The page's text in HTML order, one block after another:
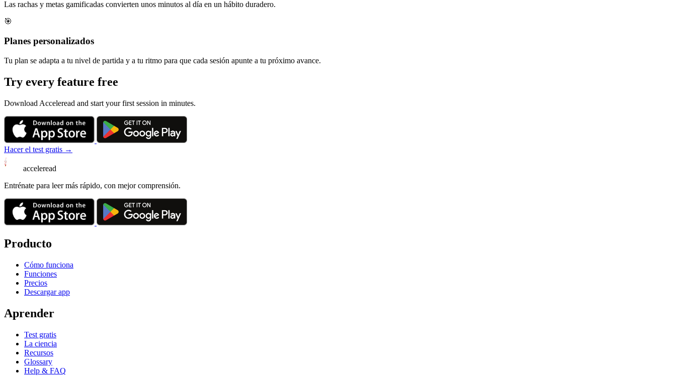
Las rachas y metas gamificadas convierten unos minutos al día en un hábito duradero.
🎯
Planes personalizados
Tu plan se adapta a tu nivel de partida y a tu ritmo para que cada sesión apunte a tu próximo avance.
Try every feature free
Download Acceleread and start your first session in minutes.
Hacer el test gratis →
acceleread
Entrénate para leer más rápido, con mejor comprensión.
Producto
Cómo funciona
Funciones
Precios
Descargar app
Aprender
Test gratis
La ciencia
Recursos
Glossary
Help & FAQ